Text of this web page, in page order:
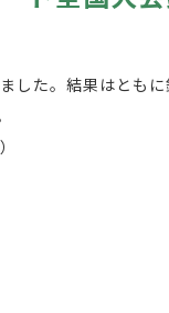
した。結果はともに